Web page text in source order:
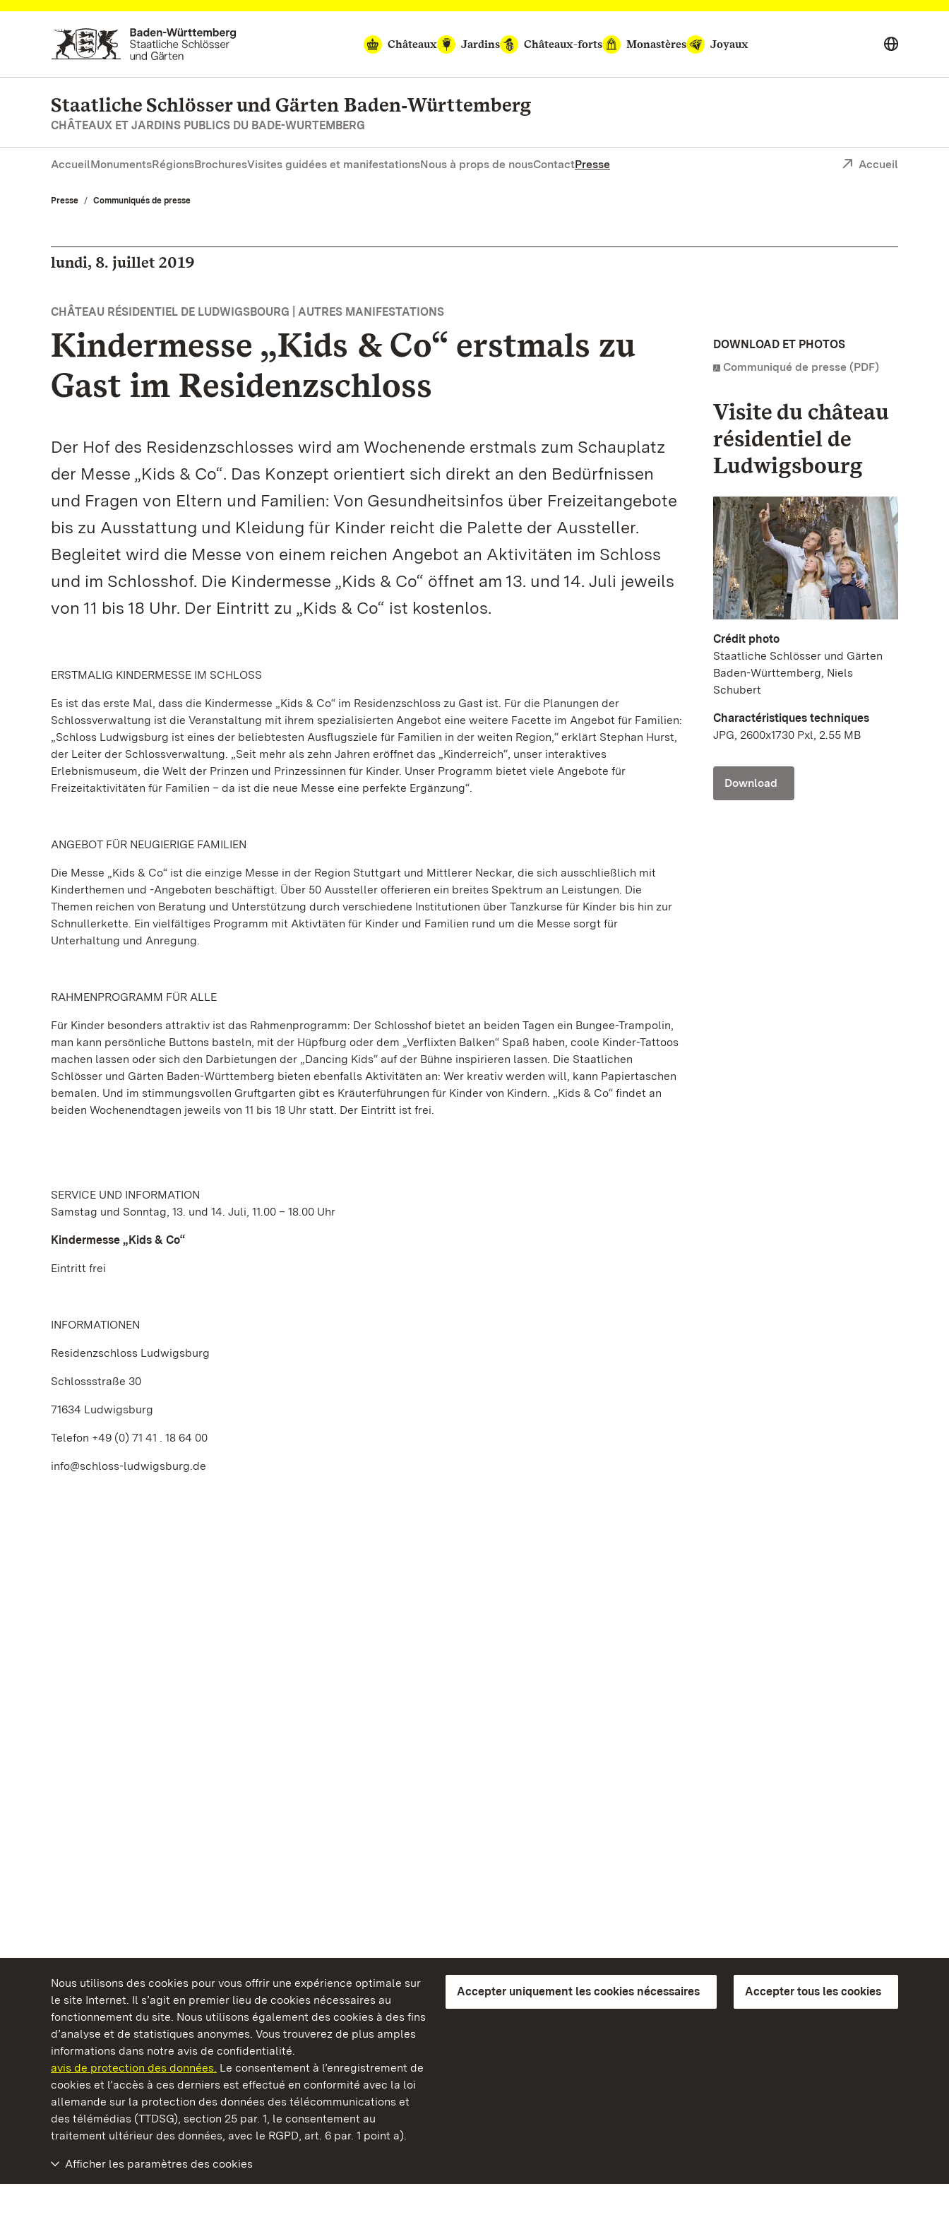
Nous utilisons des cookies pour vous offrir une expérience optimale sur
le site Internet. Il s’agit en premier lieu de cookies nécessaires au
fonctionnement du site. Nous utilisons également des cookies à des fins
d’analyse et de statistiques anonymes. Vous trouverez de plus amples
informations dans notre avis de confidentialité.
avis de protection des données. Le consentement à l’enregistrement de
cookies et l’accès à ces derniers est effectué en conformité avec la loi
allemande sur la protection des données des télécommunications et
des télémédias (TTDSG), section 25 par. 1, le consentement au
traitement ultérieur des données, avec le RGPD, art. 6 par. 1 point a).
Accepter uniquement les cookies nécessaires Accepter tous les cookies
Afficher les paramètres des cookies
Vers la page d’accueil
Châteaux
Jardins Châteaux-forts Monastères Joyaux
Staatliche Schlösser und Gärten Baden‑Württemberg
CHÂTEAUX ET JARDINS PUBLICS DU BADE-WURTEMBERG
AccueilMonumentsRégionsBrochuresVisites guidées et manifestationsNous à props de nousContactPresse Accueil
Presse Communiqués de presse
lundi, 8. juillet 2019
CHÂTEAU RÉSIDENTIEL DE LUDWIGSBOURG | AUTRES MANIFESTATIONS
Kindermesse „Kids & Co“ erstmals zu
Gast im Residenzschloss
Der Hof des Residenzschlosses wird am Wochenende erstmals zum Schauplatz
der Messe „Kids & Co“. Das Konzept orientiert sich direkt an den Bedürfnissen
und Fragen von Eltern und Familien: Von Gesundheitsinfos über Freizeitangebote
bis zu Ausstattung und Kleidung für Kinder reicht die Palette der Aussteller.
Begleitet wird die Messe von einem reichen Angebot an Aktivitäten im Schloss
und im Schlosshof. Die Kindermesse „Kids & Co“ öffnet am 13. und 14. Juli jeweils
von 11 bis 18 Uhr. Der Eintritt zu „Kids & Co“ ist kostenlos.
ERSTMALIG KINDERMESSE IM SCHLOSS
Es ist das erste Mal, dass die Kindermesse „Kids & Co“ im Residenzschloss zu Gast ist. Für die Planungen der
Schlossverwaltung ist die Veranstaltung mit ihrem spezialisierten Angebot eine weitere Facette im Angebot für Familien:
„Schloss Ludwigsburg ist eines der beliebtesten Ausflugsziele für Familien in der weiten Region,“ erklärt Stephan Hurst,
der Leiter der Schlossverwaltung. „Seit mehr als zehn Jahren eröffnet das „Kinderreich“, unser interaktives
Erlebnismuseum, die Welt der Prinzen und Prinzessinnen für Kinder. Unser Programm bietet viele Angebote für
Freizeitaktivitäten für Familien – da ist die neue Messe eine perfekte Ergänzung“.
ANGEBOT FÜR NEUGIERIGE FAMILIEN
Die Messe „Kids & Co“ ist die einzige Messe in der Region Stuttgart und Mittlerer Neckar, die sich ausschließlich mit
Kinderthemen und -Angeboten beschäftigt. Über 50 Aussteller offerieren ein breites Spektrum an Leistungen. Die
Themen reichen von Beratung und Unterstützung durch verschiedene Institutionen über Tanzkurse für Kinder bis hin zur
Schnullerkette. Ein vielfältiges Programm mit Aktivtäten für Kinder und Familien rund um die Messe sorgt für
Unterhaltung und Anregung.
RAHMENPROGRAMM FÜR ALLE
Für Kinder besonders attraktiv ist das Rahmenprogramm: Der Schlosshof bietet an beiden Tagen ein Bungee-Trampolin,
man kann persönliche Buttons basteln, mit der Hüpfburg oder dem „Verflixten Balken“ Spaß haben, coole Kinder-Tattoos
machen lassen oder sich den Darbietungen der „Dancing Kids“ auf der Bühne inspirieren lassen. Die Staatlichen
Schlösser und Gärten Baden-Württemberg bieten ebenfalls Aktivitäten an: Wer kreativ werden will, kann Papiertaschen
bemalen. Und im stimmungsvollen Gruftgarten gibt es Kräuterführungen für Kinder von Kindern. „Kids & Co“ findet an
beiden Wochenendtagen jeweils von 11 bis 18 Uhr statt. Der Eintritt ist frei.
SERVICE UND INFORMATION
Samstag und Sonntag, 13. und 14. Juli, 11.00 – 18.00 Uhr
Kindermesse „Kids & Co“
Eintritt frei
INFORMATIONEN
Residenzschloss Ludwigsburg
Schlossstraße 30
71634 Ludwigsburg
Telefon +49 (0) 71 41 . 18 64 00
info@schloss-ludwigsburg.de
DOWNLOAD ET PHOTOS
Communiqué de presse (PDF)
Visite du château
résidentiel de
Ludwigsbourg
Crédit photo
Staatliche Schlösser und Gärten
Baden-Württemberg, Niels
Schubert
Charactéristiques techniques
JPG, 2600x1730 Pxl, 2.55 MB
Download
Châteaux et jardins publics du Bade-Wurtemberg
Staatliche Schlösser und Gärten Baden‑Württemberg
Explications sur l’accessibilité